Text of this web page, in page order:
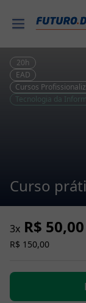
Cadastre-
se
Cursos
por
Cursos
Técnicos
20h
EAD
Cursos
Tecnologia da
Curso
3x R$ 50,00
R$ 150,00